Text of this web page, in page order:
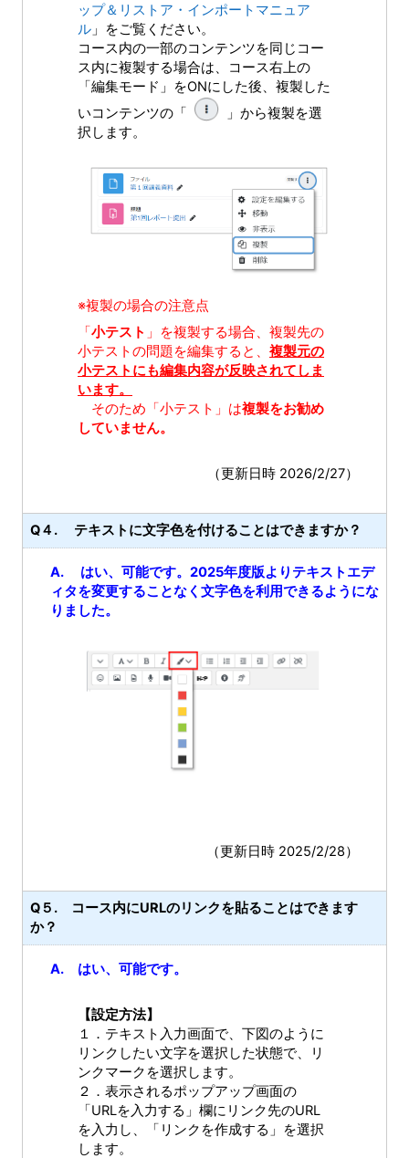
ップ＆リストア・インポートマニュア
ル 」をご覧ください。
コース内の一部のコンテンツを同じコー
ス内に複製する場合は、コース右上の
「編集モード」をONにした後、複製した
いコンテンツの「
」から複製を選
択します。
※複製の場合の注意点
「 小テスト 」を複製する場合、複製先の
小テストの問題を編集すると、 複製元の
小テストにも編集内容が反映されてしま
います。
そのため「小テスト」は複製をお勧め
していません。
（更新日時 2026/2/27）
Q４. テキストに文字色を付けることはできますか？
A. はい、可能です。2025年度版よりテキストエデ
ィタを変更することなく文字色を利用できるようにな
りました。
（更新日時 2025/2/28）
Q５. コース内にURLのリンクを貼ることはできます
か？
A. はい、可能です。
【設定方法】
１．テキスト入力画面で、下図のように
リンクしたい文字を選択した状態で、リ
ンクマークを選択します。
２．表示されるポップアップ画面の
「URLを入力する」欄にリンク先のURL
を入力し、「リンクを作成する」を選択
します。